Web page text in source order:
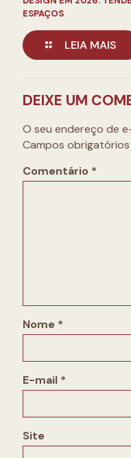
ESPAÇOS
LEIA MAIS
DEIXE UM
O seu endereço de
Campos
Comentário *
Nome *
E-mail *
Site